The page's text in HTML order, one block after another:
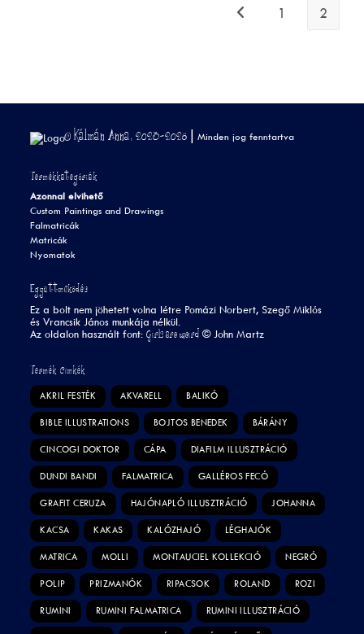
1 2
© Kálmán Anna, 2023-2026 |Minden jog fenntartva
Termékkategóriák
Azonnal elvihető
Custom Paintings and Drawings
Falmatricák
Matricák
Nyomatok
Együttműködés
Ez a bolt nem jöhetett volna létre Pomázi Norbert, Szegő Miklós
és Vrancsik János munkája nélkül.
Az oldalon használt font:Girls are weird ©John Martz
Termék Címkék
AKRIL FESTÉK AKVARELL BALIKÓ
BIBLE ILLUSTRATIONS BOJTOS BENEDEK BÁRÁNY
CINCOGI DOKTOR CÁPA DIAFILM ILLUSZTRÁCIÓ
DUNDI BANDI FALMATRICA GALLÉROS FECÓ
GRAFIT CERUZA HAJÓNAPLÓ ILLUSZTRÁCIÓ JOHANNA
KACSA KAKAS KALÓZHAJÓ LÉGHAJÓK
MATRICA MOLLI MONTAUCIEL KOLLEKCIÓ NEGRÓ
POLIP PRIZMANÓK RIPACSOK ROLAND ROZI
RUMINI RUMINI FALMATRICA RUMINI ILLUSZTRÁCIÓ